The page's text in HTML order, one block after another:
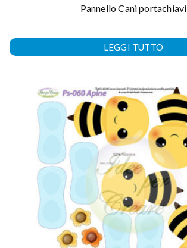
Pannello Cani portachiavi
LEGGI TUTTO